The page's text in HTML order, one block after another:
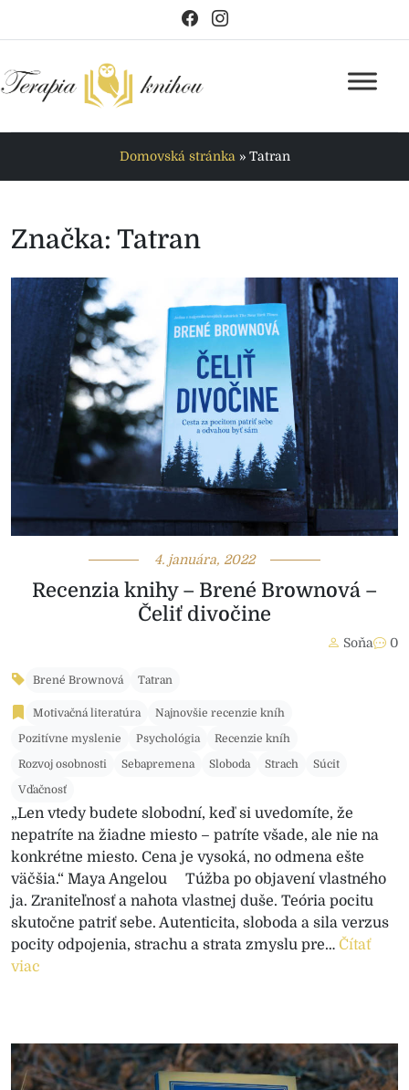
Domovská stránka » Tatran
Značka: Tatran
4. januára, 2022
Recenzia knihy – Brené Brownová –
Čeliť divočine
Soňa 0
Brené Brownová Tatran
Motivačná literatúra
Najnovšie recenzie kníh
Pozitívne myslenie
Psychológia
Recenzie kníh
Rozvoj osobnosti
Sebapremena Sloboda Strach
Súcit
Vďačnosť
„Len vtedy budete slobodní, keď si uvedomíte, že
nepatríte na žiadne miesto – patríte všade, ale nie na
konkrétne miesto. Cena je vysoká, no odmena ešte
väčšia.“ Maya Angelou Túžba po objavení vlastného
ja. Zraniteľnosť a nahota vlastnej duše. Teória pocitu
skutočne patriť sebe. Autenticita, sloboda a sila verzus
pocity odpojenia, strachu a strata zmyslu pre… Čítať
viac